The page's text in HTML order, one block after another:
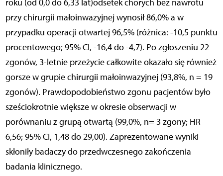
roku (od 0,0 do 6,33 lat)odsetek chorych bez nawrotu
przy chirurgii małoinwazyjnej wynosił 86,0% a w
przypadku operacji otwartej 96,5% (różnica: -10,5 punktu
procentowego; 95% CI, -16,4 do -4,7). Po zgłoszeniu 22
zgonów, 3-letnie przeżycie całkowite okazało się również
gorsze w grupie chirurgii małoinwazyjnej (93,8%, n = 19
zgonów). Prawdopodobieństwo zgonu pacjentów było
sześciokrotnie większe w okresie obserwacji w
porównaniu z grupą otwartą (99,0%, n= 3 zgony; HR
6,56; 95% CI, 1,48 do 29,00). Zaprezentowane wyniki
skłoniły badaczy do przedwczesnego zakończenia
badania klinicznego.